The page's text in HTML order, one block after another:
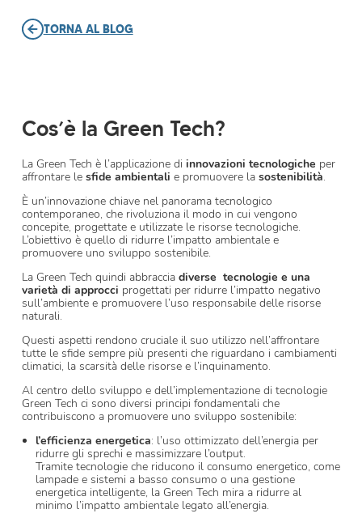
TORNA AL BLOG
Cos’è la Green Tech?
La Green Tech è l’applicazione di innovazioni tecnologiche per
affrontare le sfide ambientali e promuovere la sostenibilità.
È un’innovazione chiave nel panorama tecnologico
contemporaneo, che rivoluziona il modo in cui vengono
concepite, progettate e utilizzate le risorse tecnologiche.
L’obiettivo è quello di ridurre l’impatto ambientale e
promuovere uno sviluppo sostenibile.
La Green Tech quindi abbraccia diverse tecnologie e una
varietà di approcci progettati per ridurre l’impatto negativo
sull’ambiente e promuovere l’uso responsabile delle risorse
naturali.
Questi aspetti rendono cruciale il suo utilizzo nell’affrontare
tutte le sfide sempre più presenti che riguardano i cambiamenti
climatici, la scarsità delle risorse e l’inquinamento.
Al centro dello sviluppo e dell’implementazione di tecnologie
Green Tech ci sono diversi principi fondamentali che
contribuiscono a promuovere uno sviluppo sostenibile:
l’efficienza energetica: l’uso ottimizzato dell’energia per
ridurre gli sprechi e massimizzare l’output.
Tramite tecnologie che riducono il consumo energetico, come
lampade e sistemi a basso consumo o una gestione
energetica intelligente, la Green Tech mira a ridurre al
minimo l’impatto ambientale legato all’energia.